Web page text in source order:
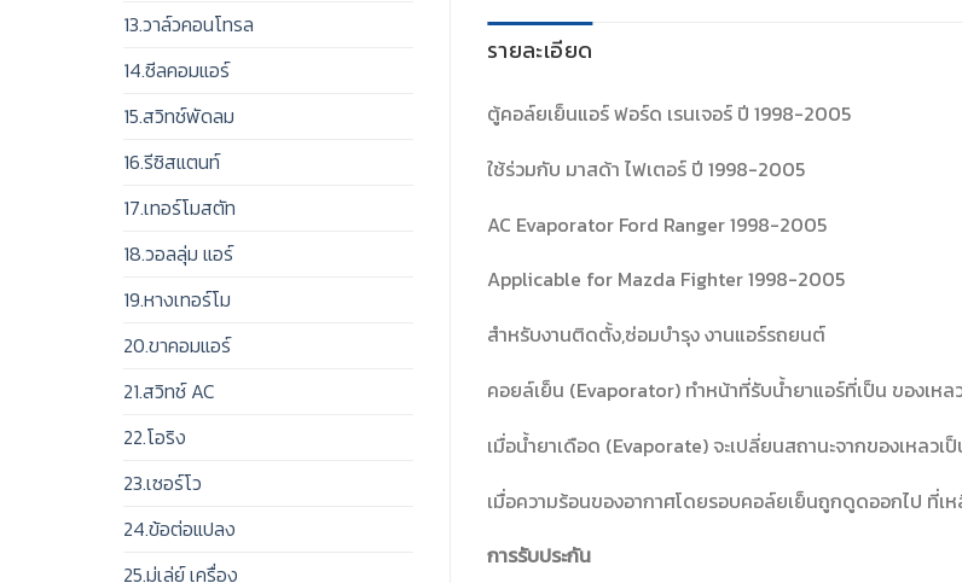
13.วาล์วคอนโทรล
14.ซีลคอมแอร์
15.สวิทช์พัดลม
16.รีซิสแตนท์
17.เทอร์โมสตัท
18.วอลลุ่ม แอร์
19.หางเทอร์โม
20.ขาคอมแอร์
21.สวิทช์ AC
22.โอริง
23.เซอร์โว
24.ข้อต่อแปลง
25.มู่เล่ย์ เครื่อง
รายละเอียด
ตู้คอล์ยเย็นแอร์ ฟอร์ด เรนเจอร์ ปี 1998-2005
ใช้ร่วมกับ มาสด้า ไฟเตอร์ ปี 1998-2005
AC Evaporator Ford Ranger 1998-2005
Applicable for Mazda Fighter 1998-2005
สำหรับงานติดตั้ง,ซ่อมบำรุง งานแอร์รถยนต์
คอยล์เย็น (Evaporator) ทำหน้าที่รับน้ำยาแอร์ที่เป็น ของเ
เมื่อน้ำยาเดือด (Evaporate) จะเปลี่ยนสถานะจากของเหลว
เมื่อความร้อนของอากาศโดยรอบคอล์ยเย็นถูกดูดออกไป ที่
การรับประกัน